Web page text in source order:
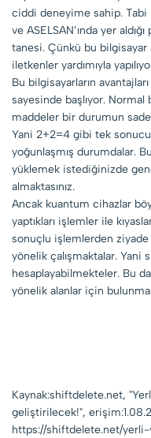
ciddi deneyime sahip.
ve ASELSAN’ında yer
tanesi. Çünkü bu bilgisayar
iletkenler yardımıyla
Bu bilgisayarların
sayesinde başlıyor. Normal
maddeler bir durumun
Yani 2+2=4 gibi tek
yoğunlaşmış durumdalar.
yüklemek istediğinizde
almaktasınız.
Ancak kuantum cihazlar
yaptıkları işlemler ile
sonuçlu işlemlerden
yönelik çalışmaktalar. Yani
hesaplayabilmekteler. Bu
yönelik alanlar için
Kaynak:shiftdelete.net,
geliştirilecek!",
https://shiftdelete.net/